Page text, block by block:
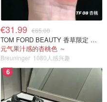
€31.99 €65.00
TOM FORD BEAUTY 香草限定 镜面唇蜜 #08INHIBITION
元气果汁感的杏桃色 ～
Breuninger 1080人感兴趣
6